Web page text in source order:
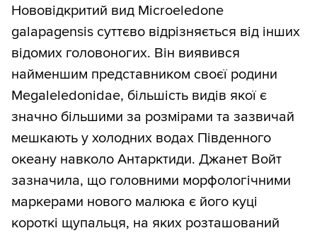
Нововідкритий вид Microeledone
galapagensis суттєво відрізняється від інших
відомих головоногих. Він виявився
найменшим представником своєї родини
Megaleledonidae, більшість видів якої є
значно більшими за розмірами та зазвичай
мешкають у холодних водах Південного
океану навколо Антарктиди. Джанет Войт
зазначила, що головними морфологічними
маркерами нового малюка є його куці
короткі щупальця, на яких розташований